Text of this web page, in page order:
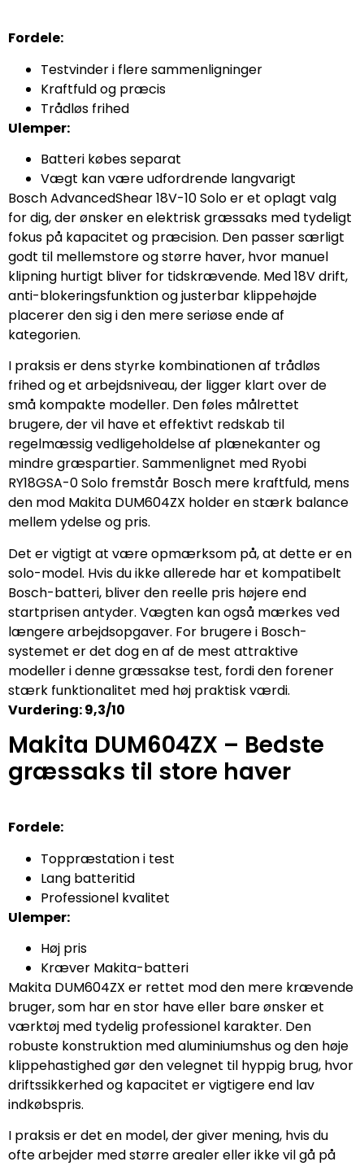
Fordele:
Testvinder i flere sammenligninger
Kraftfuld og præcis
Trådløs frihed
Ulemper:
Batteri købes separat
Vægt kan være udfordrende langvarigt
Bosch AdvancedShear 18V-10 Solo er et oplagt valg
for dig, der ønsker en elektrisk græssaks med tydeligt
fokus på kapacitet og præcision. Den passer særligt
godt til mellemstore og større haver, hvor manuel
klipning hurtigt bliver for tidskrævende. Med 18V drift,
anti-blokeringsfunktion og justerbar klippehøjde
placerer den sig i den mere seriøse ende af
kategorien.
I praksis er dens styrke kombinationen af trådløs
frihed og et arbejdsniveau, der ligger klart over de
små kompakte modeller. Den føles målrettet
brugere, der vil have et effektivt redskab til
regelmæssig vedligeholdelse af plænekanter og
mindre græspartier. Sammenlignet med Ryobi
RY18GSA-0 Solo fremstår Bosch mere kraftfuld, mens
den mod Makita DUM604ZX holder en stærk balance
mellem ydelse og pris.
Det er vigtigt at være opmærksom på, at dette er en
solo-model. Hvis du ikke allerede har et kompatibelt
Bosch-batteri, bliver den reelle pris højere end
startprisen antyder. Vægten kan også mærkes ved
længere arbejdsopgaver. For brugere i Bosch-
systemet er det dog en af de mest attraktive
modeller i denne græssakse test, fordi den forener
stærk funktionalitet med høj praktisk værdi.
Vurdering: 9,3/10
Makita DUM604ZX – Bedste
græssaks til store haver
Fordele:
Toppræstation i test
Lang batteritid
Professionel kvalitet
Ulemper:
Høj pris
Kræver Makita-batteri
Makita DUM604ZX er rettet mod den mere krævende
bruger, som har en stor have eller bare ønsker et
værktøj med tydelig professionel karakter. Den
robuste konstruktion med aluminiumshus og den høje
klippehastighed gør den velegnet til hyppig brug, hvor
driftssikkerhed og kapacitet er vigtigere end lav
indkøbspris.
I praksis er det en model, der giver mening, hvis du
ofte arbejder med større arealer eller ikke vil gå på